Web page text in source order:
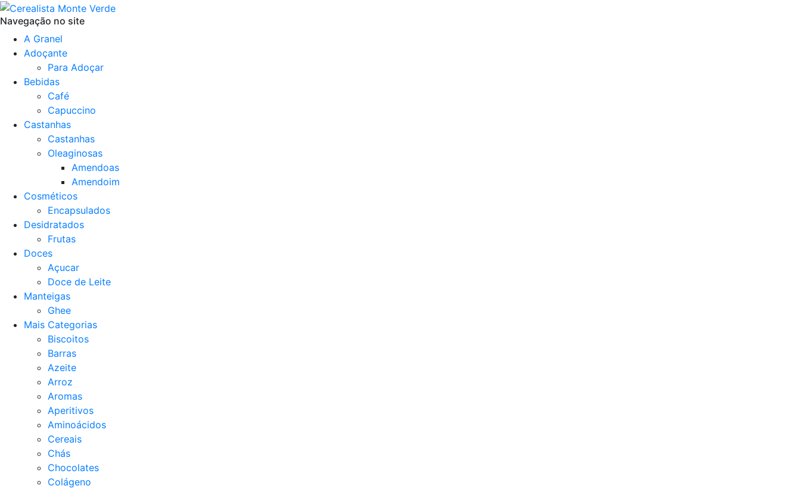
Navegação no site
A Granel
Adoçante
Para Adoçar
Bebidas
Café
Capuccino
Castanhas
Castanhas
Oleaginosas
Amendoas
Amendoim
Cosméticos
Encapsulados
Desidratados
Frutas
Doces
Açucar
Doce de Leite
Manteigas
Ghee
Mais Categorias
Biscoitos
Barras
Azeite
Arroz
Aromas
Aperitivos
Aminoácidos
Cereais
Chás
Chocolates
Colágeno